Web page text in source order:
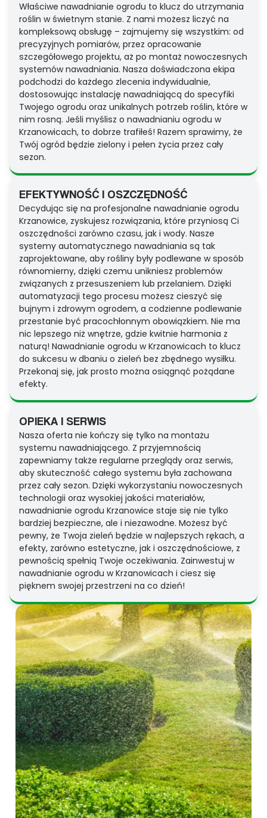
Właściwe nawadnianie ogrodu to klucz do utrzymania
roślin w świetnym stanie. Z nami możesz liczyć na
kompleksową obsługę – zajmujemy się wszystkim: od
precyzyjnych pomiarów, przez opracowanie
szczegółowego projektu, aż po montaż nowoczesnych
systemów nawadniania. Nasza doświadczona ekipa
podchodzi do każdego zlecenia indywidualnie,
dostosowując instalację nawadniającą do specyfiki
Twojego ogrodu oraz unikalnych potrzeb roślin, które w
nim rosną. Jeśli myślisz o nawadnianiu ogrodu w
Krzanowicach, to dobrze trafiłeś! Razem sprawimy, że
Twój ogród będzie zielony i pełen życia przez cały
sezon.
EFEKTYWNOŚĆ I OSZCZĘDNOŚĆ
Decydując się na profesjonalne nawadnianie ogrodu
Krzanowice, zyskujesz rozwiązania, które przyniosą Ci
oszczędności zarówno czasu, jak i wody. Nasze
systemy automatycznego nawadniania są tak
zaprojektowane, aby rośliny były podlewane w sposób
równomierny, dzięki czemu unikniesz problemów
związanych z przesuszeniem lub przelaniem. Dzięki
automatyzacji tego procesu możesz cieszyć się
bujnym i zdrowym ogrodem, a codzienne podlewanie
przestanie być pracochłonnym obowiązkiem. Nie ma
nic lepszego niż wnętrze, gdzie kwitnie harmonia z
naturą! Nawadnianie ogrodu w Krzanowicach to klucz
do sukcesu w dbaniu o zieleń bez zbędnego wysiłku.
Przekonaj się, jak prosto można osiągnąć pożądane
efekty.
OPIEKA I SERWIS
Nasza oferta nie kończy się tylko na montażu
systemu nawadniającego. Z przyjemnością
zapewniamy także regularne przeglądy oraz serwis,
aby skuteczność całego systemu była zachowana
przez cały sezon. Dzięki wykorzystaniu nowoczesnych
technologii oraz wysokiej jakości materiałów,
nawadnianie ogrodu Krzanowice staje się nie tylko
bardziej bezpieczne, ale i niezawodne. Możesz być
pewny, że Twoja zieleń będzie w najlepszych rękach, a
efekty, zarówno estetyczne, jak i oszczędnościowe, z
pewnością spełnią Twoje oczekiwania. Zainwestuj w
nawadnianie ogrodu w Krzanowicach i ciesz się
pięknem swojej przestrzeni na co dzień!